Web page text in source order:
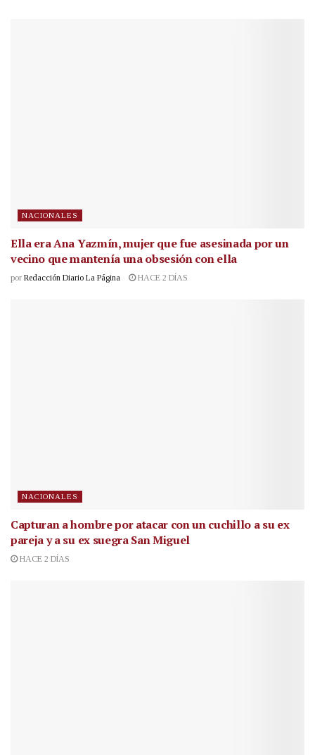
NACIONALES
Ella era Ana Yazmín, mujer que fue asesinada por un
vecino que mantenía una obsesión con ella
por Redacción Diario La Página HACE 2 DÍAS
NACIONALES
Capturan a hombre por atacar con un cuchillo a su ex
pareja y a su ex suegra San Miguel
HACE 2 DÍAS